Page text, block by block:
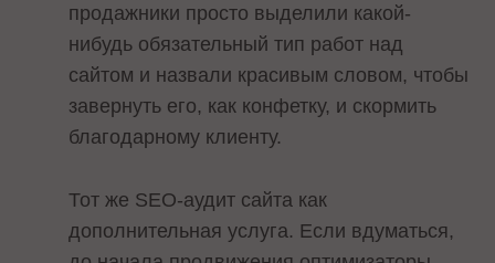
продажники просто выделили какой-
нибудь обязательный тип работ над
сайтом и назвали красивым словом, чтобы
завернуть его, как конфетку, и скормить
благодарному клиенту.
Тот же SEO-аудит сайта как
дополнительная услуга. Если вдуматься,